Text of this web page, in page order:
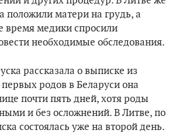
положили матери на грудь, а
время медики спросили
необходимые обследования.
рассказала о выписке из
родов в Беларуси она
почти пять дней, хотя роды
и без осложнений. В Литве, по
состоялась уже на второй день.